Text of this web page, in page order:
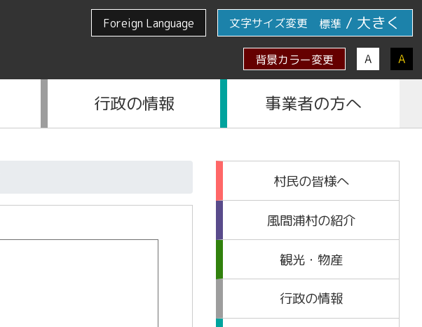
Foreign Language 文字サイズ変更 標準 / 大きく
背景カラー変更 A A
行政の情報 事業者の方へ
村民の皆様へ
風間浦村の紹介
観光・物産
行政の情報